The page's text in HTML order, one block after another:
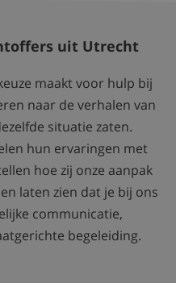
uit Utrecht
maakt voor hulp bij
naar de verhalen van
situatie zaten.
hun ervaringen met
hoe zij onze aanpak
laten zien dat je bij ons
communicatie,
begeleiding.